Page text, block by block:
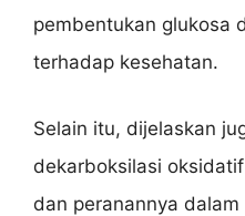
pembentukan glukosa
terhadap kesehatan.
Selain itu, dijelaskan
dekarboksilasi
dan peranannya